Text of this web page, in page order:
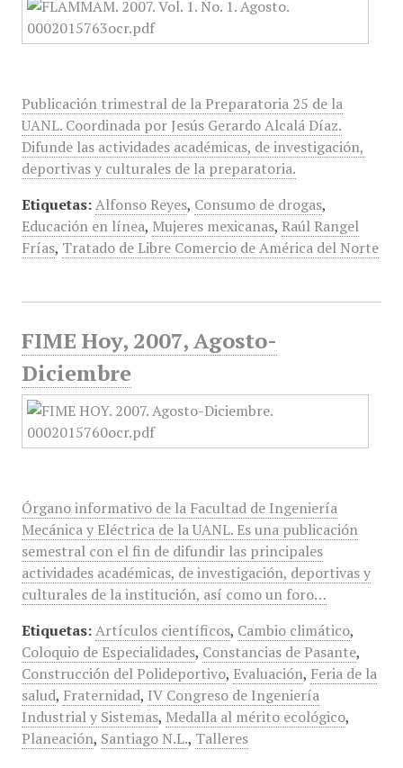
Publicación trimestral de la Preparatoria 25 de la
UANL. Coordinada por Jesús Gerardo Alcalá Díaz.
Difunde las actividades académicas, de investigación,
deportivas y culturales de la preparatoria.
Etiquetas: Alfonso Reyes, Consumo de drogas,
Educación en línea, Mujeres mexicanas, Raúl Rangel
Frías, Tratado de Libre Comercio de América del Norte
FIME Hoy, 2007, Agosto-
Diciembre
Órgano informativo de la Facultad de Ingeniería
Mecánica y Eléctrica de la UANL. Es una publicación
semestral con el fin de difundir las principales
actividades académicas, de investigación, deportivas y
culturales de la institución, así como un foro…
Etiquetas: Artículos científicos, Cambio climático,
Coloquio de Especialidades, Constancias de Pasante,
Construcción del Polideportivo, Evaluación, Feria de la
salud, Fraternidad, IV Congreso de Ingeniería
Industrial y Sistemas, Medalla al mérito ecológico,
Planeación, Santiago N.L., Talleres